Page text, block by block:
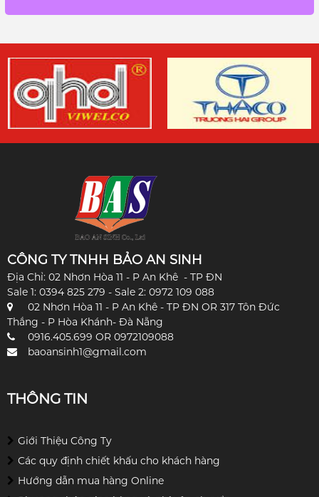
CÔNG TY TNHH BẢO AN SINH
Địa Chỉ: 02 Nhơn Hòa 11 - P An Khê - TP ĐN
Sale 1: 0394 825 279 - Sale 2: 0972 109 088
02 Nhơn Hòa 11 - P An Khê - TP ĐN OR 317 Tôn Đức
Thắng - P Hòa Khánh- Đà Nẵng
0916.405.699 OR 0972109088
baoansinh1@gmail.com
THÔNG TIN
Giới Thiệu Công Ty
Các quy định chiết khấu cho khách hàng
Hướng dẫn mua hàng Online